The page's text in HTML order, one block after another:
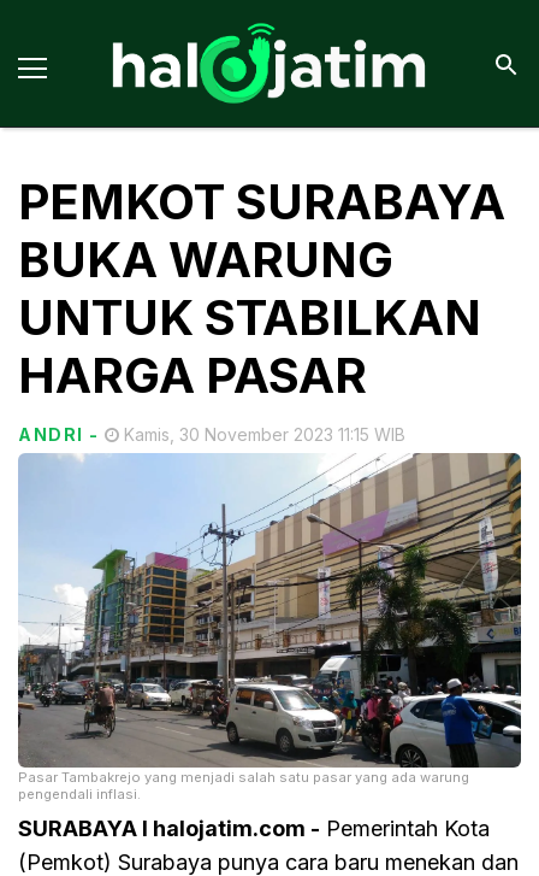
PEMKOT SURABAYA
BUKA WARUNG
UNTUK STABILKAN
HARGA PASAR
ANDRI - Kamis, 30 November 2023 11:15 WIB
Pasar Tambakrejo yang menjadi salah satu pasar yang ada warung
pengendali inflasi.
SURABAYA I halojatim.com - Pemerintah Kota
(Pemkot) Surabaya punya cara baru menekan dan